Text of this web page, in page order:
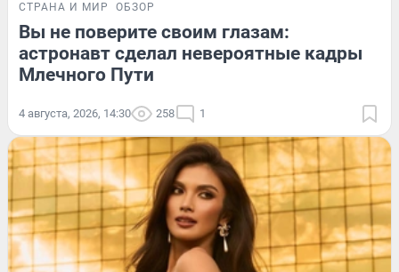
СТРАНА И МИР ОБЗОР
Вы не поверите своим глазам:
астронавт сделал невероятные кадры
Млечного Пути
4 августа, 2026, 14:30 258 1